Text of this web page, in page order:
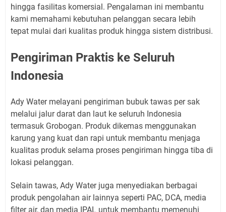
hingga fasilitas komersial. Pengalaman ini membantu
kami memahami kebutuhan pelanggan secara lebih
tepat mulai dari kualitas produk hingga sistem distribusi.
Pengiriman Praktis ke Seluruh
Indonesia
Ady Water melayani pengiriman bubuk tawas per sak
melalui jalur darat dan laut ke seluruh Indonesia
termasuk Grobogan. Produk dikemas menggunakan
karung yang kuat dan rapi untuk membantu menjaga
kualitas produk selama proses pengiriman hingga tiba di
lokasi pelanggan.
Selain tawas, Ady Water juga menyediakan berbagai
produk pengolahan air lainnya seperti PAC, DCA, media
filter air, dan media IPAL untuk membantu memenuhi